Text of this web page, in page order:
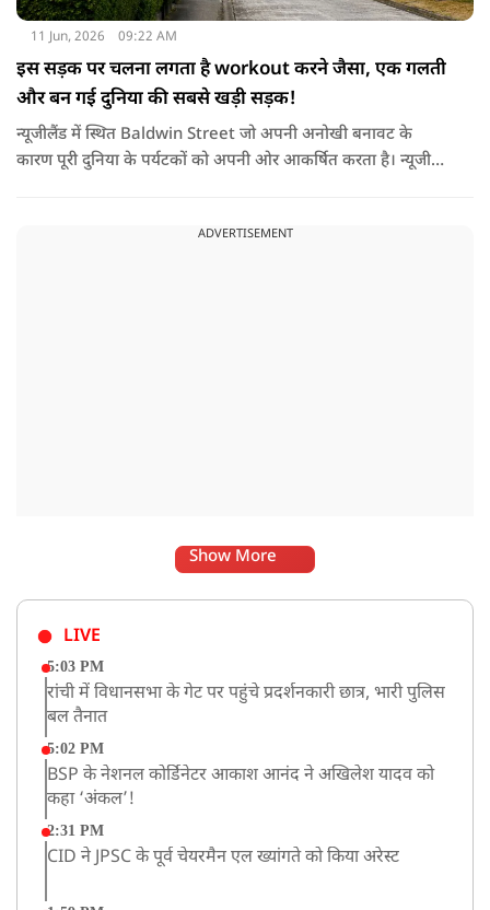
11 Jun, 2026 09:22 AM
इस सड़क पर चलना लगता है workout करने जैसा, एक गलती
और बन गई दुनिया की सबसे खड़ी सड़क!
न्यूजीलैंड में स्थित Baldwin Street जो अपनी अनोखी बनावट के
कारण पूरी दुनिया के पर्यटकों को अपनी ओर आकर्षित करता है। न्यूजीलैंड
पहुँचना बेहद आसान है। गिनीज बुक ऑफ वर्ल्ड रिकॉर्ड्स ने इस सड़क के
ADVERTISEMENT
Show More
LIVE
5:03 PM
रांची में विधानसभा के गेट पर पहुंचे प्रदर्शनकारी छात्र, भारी पुलिस
बल तैनात
5:02 PM
BSP के नेशनल कोर्डिनेटर आकाश आनंद ने अखिलेश यादव को
कहा ‘अंकल’!
2:31 PM
CID ने JPSC के पूर्व चेयरमैन एल ख्यांगते को किया अरेस्ट